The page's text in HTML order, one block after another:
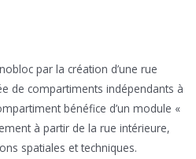
par la création d’une rue
de compartiments indépendants à
bénéfice d’un module «
à partir de la rue intérieure,
spatiales et techniques.